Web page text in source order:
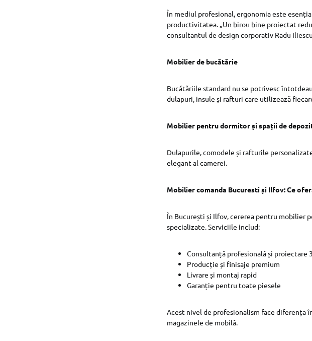
În mediul profesional, ergonomia este
productivitatea. „Un birou bine proiectat
consultantul de design corporativ Radu
Mobilier de bucătărie
Bucătăriile standard nu se potrivesc
dulapuri, insule și rafturi care utilizează
Mobilier pentru dormitor și spații de
Dulapurile, comodele și rafturile
elegant al camerei.
Mobilier comanda Bucuresti și Ilfov: Ce
În București și Ilfov, cererea pentru mobilier
specializate. Serviciile includ:
Consultanță profesională și proiectare
Producție și finisaje premium
Livrare și montaj rapid
Garanție pentru toate piesele
Acest nivel de profesionalism face diferența
magazinele de mobilă.